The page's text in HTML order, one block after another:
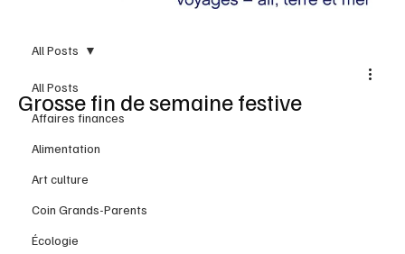
All Posts
Affaires finances
Alimentation
Art culture
Coin Grands-Parents
Écologie
All Posts
Grosse fin de semaine festive